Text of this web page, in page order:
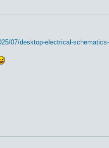
07/desktop-electrical-